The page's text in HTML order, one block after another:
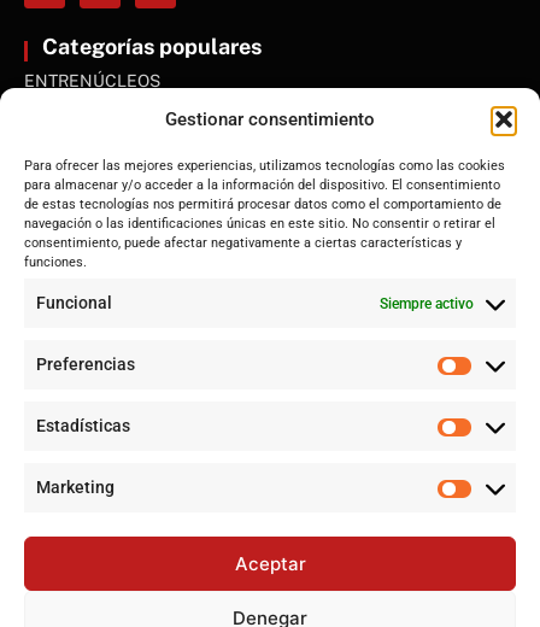
Gestionar consentimiento
Para ofrecer las mejores experiencias, utilizamos tecnologías como las cookies
para almacenar y/o acceder a la información del dispositivo. El consentimiento
de estas tecnologías nos permitirá procesar datos como el comportamiento de
navegación o las identificaciones únicas en este sitio. No consentir o retirar el
consentimiento, puede afectar negativamente a ciertas características y
funciones.
Funcional Siempre activo
Preferencias
Estadísticas
Marketing
Aceptar
Denegar
Categorías populares
ENTRENÚCLEOS
Andalucía
Internacional
Tecnología
Sociedad
Alerta por Virus del Nilo Occidental en Dos Hermanas y Sevilla:
Cataluña lidera el superávit en financiación autonómica en